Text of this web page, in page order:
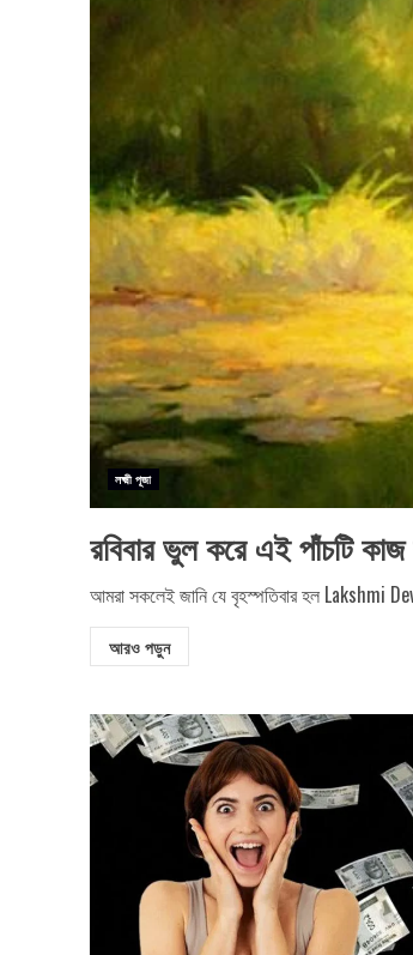
লক্ষ্মী পূজা
রবিবার ভুল করে এই পাঁচটি কাজ
আমরা সকলেই জানি যে বৃহস্পতিবার হল Lakshmi Devi
আরও পড়ুন